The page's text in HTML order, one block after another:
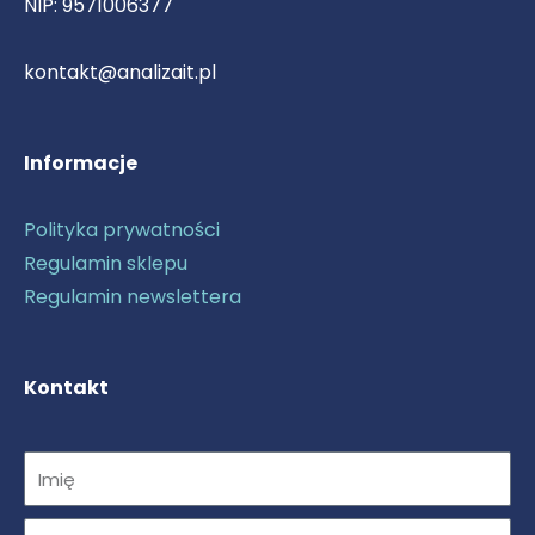
NIP: 9571006377
kontakt@analizait.pl
Informacje
Polityka prywatności
Regulamin sklepu
Regulamin newslettera
Kontakt
Imię